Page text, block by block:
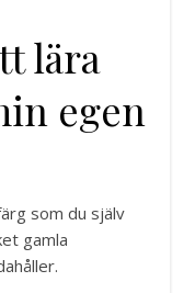
lära
egen
som du själv
gamla